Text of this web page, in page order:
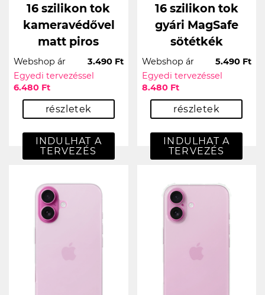
16 szilikon tok
kameravédővel
matt piros
Webshop ár
3.490 Ft
Egyedi tervezéssel
6.480 Ft
részletek
INDULHAT A
TERVEZÉS
16 szilikon tok
gyári MagSafe
sötétkék
Webshop ár
5.490 Ft
Egyedi tervezéssel
8.480 Ft
részletek
INDULHAT A
TERVEZÉS